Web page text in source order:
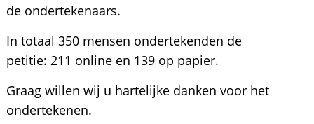
de ondertekenaars.
In totaal 350 mensen ondertekenden de
petitie: 211 online en 139 op papier.
Graag willen wij u hartelijke danken voor het
ondertekenen.